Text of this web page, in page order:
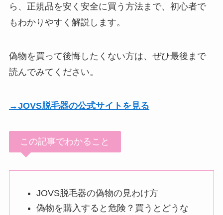
ら、正規品を安く安全に買う方法まで、初心者で
もわかりやすく解説します。
偽物を買って後悔したくない方は、ぜひ最後まで
読んでみてください。
→JOVS脱毛器の公式サイトを見る
この記事でわかること
JOVS脱毛器の偽物の見わけ方
偽物を購入すると危険？買うとどうな